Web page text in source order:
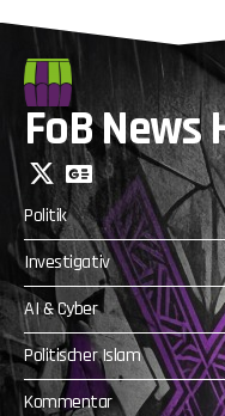
FoB News
Politik
Investigativ
AI & Cyber
Politischer Islam
Kommentar